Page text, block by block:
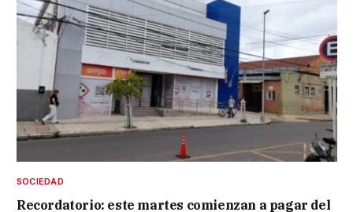
SOCIEDAD
Recordatorio: este martes comienzan a pagar del